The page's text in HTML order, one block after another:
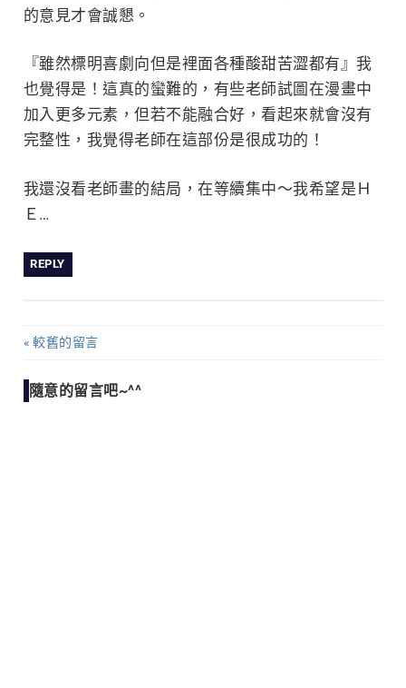
的意見才會誠懇。
『雖然標明喜劇向但是裡面各種酸甜苦澀都有』我
也覺得是！這真的蠻難的，有些老師試圖在漫畫中
加入更多元素，但若不能融合好，看起來就會沒有
完整性，我覺得老師在這部份是很成功的！
我還沒看老師畫的結局，在等續集中～我希望是Ｈ
Ｅ…
REPLY
留
言
較舊的留言
隨意的留言吧~^^